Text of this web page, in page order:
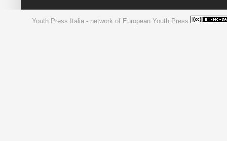
Youth Press Italia - network of European Youth Press